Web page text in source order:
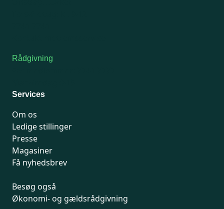
Rådgivning
Services
Om os
Ledige stillinger
Presse
Magasiner
Få nyhedsbrev
Besøg også
Økonomi- og gældsrådgivning